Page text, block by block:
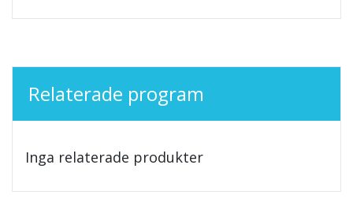
Relaterade program
Inga relaterade produkter